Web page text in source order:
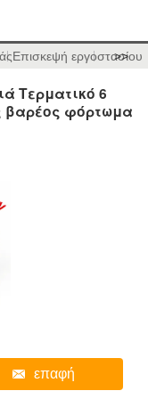
Επισκεψή εργοστασίου
>>
Τερματικό 6
βαρέος φόρτωμα
επαφή